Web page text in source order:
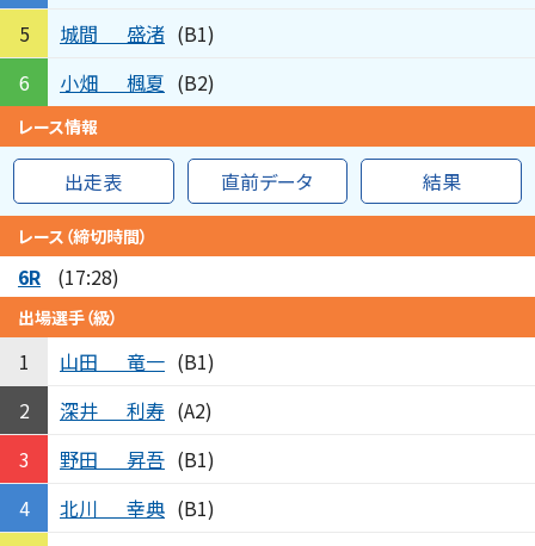
5
城間 盛渚 (B1)
6
小畑 楓夏 (B2)
レース情報
出走表 直前データ 結果
レース（締切時間）
6R (17:28)
出場選手（級）
1 山田 竜一 (B1)
2
深井 利寿 (A2)
3
野田 昇吾 (B1)
4
北川 幸典 (B1)